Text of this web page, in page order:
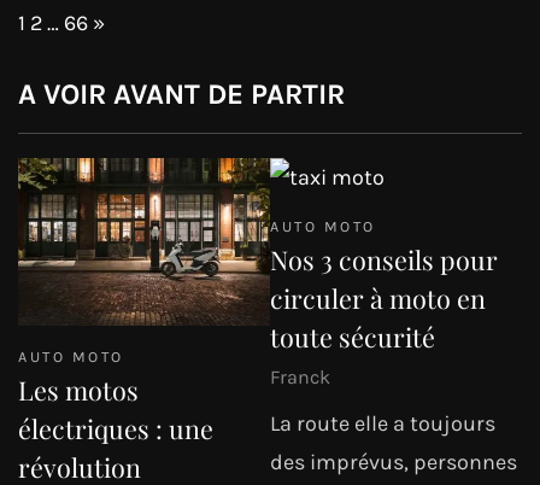
Page:
1 2… 66 Next
»
A VOIR AVANT DE PARTIR
AUTO MOTO
Les motos
électriques : une
révolution
AUTO MOTO
Nos 3 conseils pour
circuler à moto en
toute sécurité
Franck
La route elle a toujours
des imprévus, personnes